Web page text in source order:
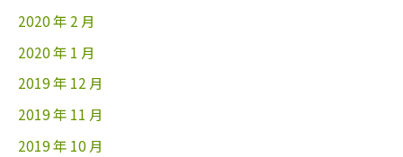
2020 年 2 月
2020 年 1 月
2019 年 12 月
2019 年 11 月
2019 年 10 月